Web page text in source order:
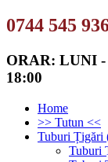
0744 545
ORAR: LUNI
18:00
Home
>> Tutun <<
Tuburi Țigări
Tuburi